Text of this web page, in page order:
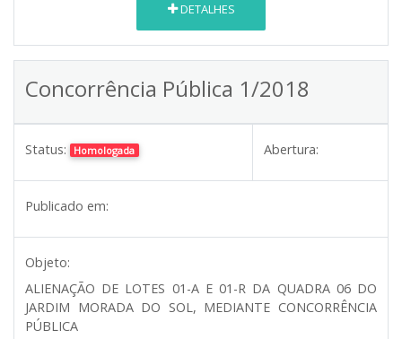
DETALHES
Concorrência Pública 1/2018
Status: Homologada Abertura:
Publicado em:
Objeto:
ALIENAÇÃO DE LOTES 01-A E 01-R DA QUADRA 06 DO
JARDIM MORADA DO SOL, MEDIANTE CONCORRÊNCIA
PÚBLICA